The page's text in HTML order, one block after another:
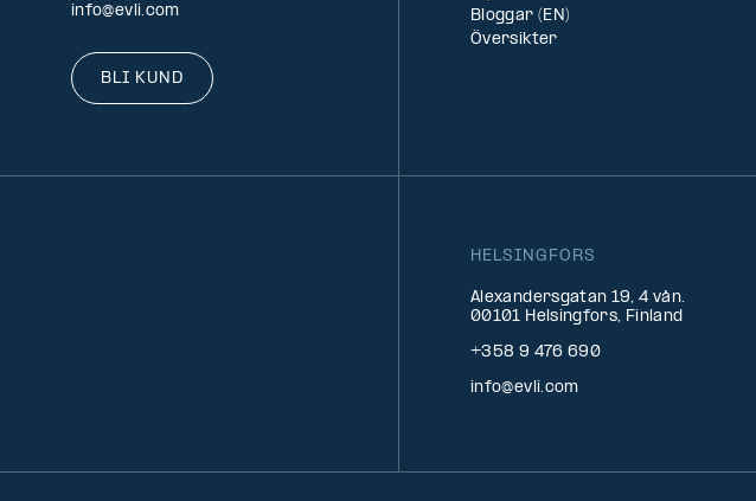
info@evli.com
BLI KUND
Bloggar (EN)
Översikter
HELSINGFORS
Alexandersgatan 19, 4 vån.
00101 Helsingfors, Finland
+358 9 476 690
info@evli.com